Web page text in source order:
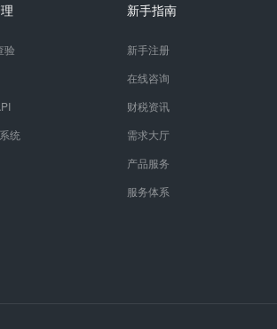
验
统
新手指南
新手注册
在线咨询
财税资讯
需求大厅
产品服务
服务体系